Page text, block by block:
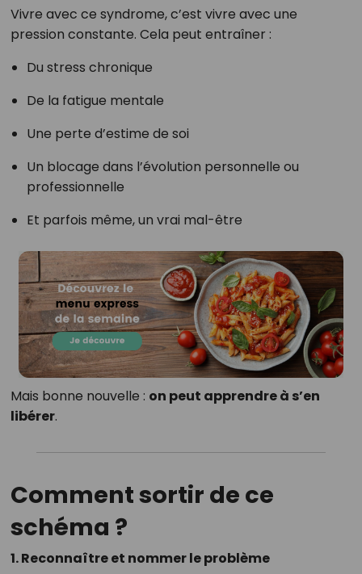
Vivre avec ce syndrome, c’est vivre avec une
pression constante. Cela peut entraîner :
Du stress chronique
De la fatigue mentale
Une perte d’estime de soi
Un blocage dans l’évolution personnelle ou
professionnelle
Et parfois même, un vrai mal-être
Mais bonne nouvelle : on peut apprendre à s’en
libérer.
Comment sortir de ce
schéma ?
1. Reconnaître et nommer le problème